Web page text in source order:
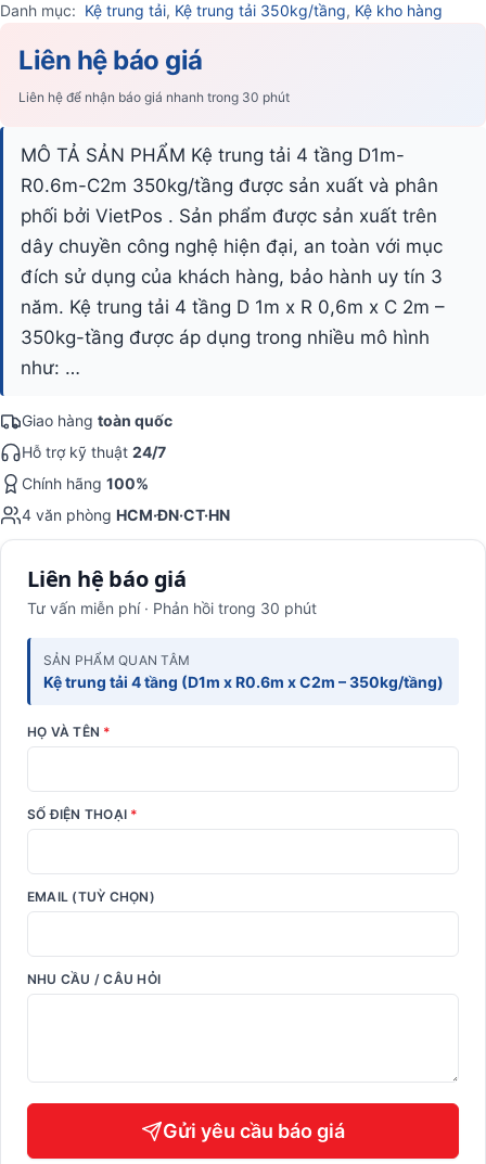
Danh mục: Kệ trung tải, Kệ trung tải 350kg/tầng, Kệ kho hàng
Liên hệ báo giá
Liên hệ để nhận báo giá nhanh trong 30 phút
MÔ TẢ SẢN PHẨM Kệ trung tải 4 tầng D1m-
R0.6m-C2m 350kg/tầng được sản xuất và phân
phối bởi VietPos . Sản phẩm được sản xuất trên
dây chuyền công nghệ hiện đại, an toàn với mục
đích sử dụng của khách hàng, bảo hành uy tín 3
năm. Kệ trung tải 4 tầng D 1m x R 0,6m x C 2m –
350kg-tầng được áp dụng trong nhiều mô hình
như: …
Giao hàng toàn quốc
Hỗ trợ kỹ thuật 24/7
Chính hãng 100%
4 văn phòng HCM·ĐN·CT·HN
Liên hệ báo giá
Tư vấn miễn phí · Phản hồi trong 30 phút
SẢN PHẨM QUAN TÂM
Kệ trung tải 4 tầng (D1m x R0.6m x C2m – 350kg/tầng)
HỌ VÀ TÊN *
SỐ ĐIỆN THOẠI *
EMAIL (TUỲ CHỌN)
NHU CẦU / CÂU HỎI
Gửi yêu cầu báo giá